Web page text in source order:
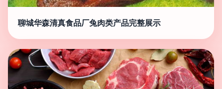
聊城华森清真食品厂兔肉类产品完整展示